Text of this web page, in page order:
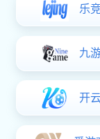
CL254系列合页铰链
￥8.00